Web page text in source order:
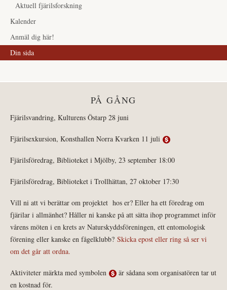
Aktuell fjärilsforskning
Kalender
Anmäl dig här!
Din sida
PÅ GÅNG
Fjärilsvandring, Kulturens Östarp 28 juni
Fjärilsexkursion, Konsthallen Norra Kvarken 11 juli
Fjärilsföredrag, Biblioteket i Mjölby, 23 september 18:00
Fjärilsföredrag, Biblioteket i Trollhättan, 27 oktober 17:30
Vill ni att vi berättar om projektet hos er? Eller ha ett föredrag om
fjärilar i allmänhet? Håller ni kanske på att sätta ihop programmet inför
vårens möten i en krets av Naturskyddsföreningen, ett entomologisk
förening eller kanske en fågelklubb? Skicka epost eller ring så ser vi
om det går att ordna.
Aktiviteter märkta med symbolen
är sådana som organisatören tar ut
en kostnad för.